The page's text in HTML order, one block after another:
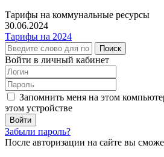
Тарифы на коммунальные ресурсы
30.06.2024
Тарифы на 2024
Поиск
Войти в личный кабинет
Запомнить меня на этом
этом устройстве
Забыли пароль?
После авторизации на сайте вы